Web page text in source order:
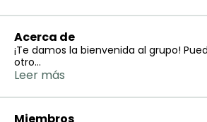
Acerca de
¡Te damos la bienvenida al grupo!
otro...
Leer más